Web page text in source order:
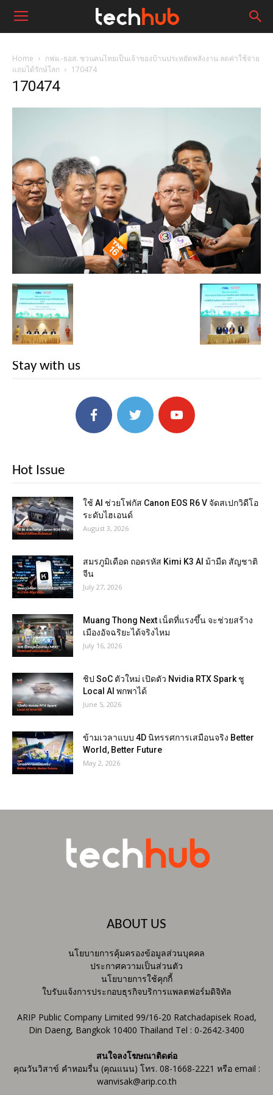
Home
กฟผ.-ธอส. ชวนคนไทยเป็นเจ้าของบ้านประหยัดพลังงาน ลดค่าใช้จ่าย
แถมได้รักษ์โลก
170474
170474
Stay with us
Hot Issue
ใช้ AI ช่วยโฟกัส Canon EOS R6 V จัดสเปกวิดีโอ
ระดับไฮเอนด์
August 3, 2026
สมรภูมิเดือด ถอดรหัส Kimi K3 AI ม้ามืด สัญชาติ
จีน
July 27, 2026
Muang Thong Next เน็ตที่แรงขึ้น จะช่วยสร้าง
เมืองอัจฉริยะได้จริงไหม
July 16, 2026
ชิป SoC ตัวใหม่ เปิดตัว Nvidia RTX Spark ชู
Local AI พกพาได้
June 5, 2026
ข้ามเวลาแบบ 4D นิทรรศการเสมือนจริง Better
World, Better Future
May 2, 2026
ABOUT US
นโยบายการคุ้มครองข้อมูลส่วนบุคคล
ประกาศความเป็นส่วนตัว
นโยบายการใช้คุกกี้
ใบรับแจ้งการประกอบธุรกิจบริการแพลตฟอร์มดิจิทัล
ARIP Public Company Limited 99/16-20 Ratchadapisek Road,
Din Daeng, Bangkok 10400 Thailand Tel : 0-2642-3400
สนใจลงโฆษณาติดต่อ
คุณวันวิสาข์ คำหอมรื่น (คุณแนน) โทร. 08-1668-2221 หรือ email :
wanvisak@arip.co.th